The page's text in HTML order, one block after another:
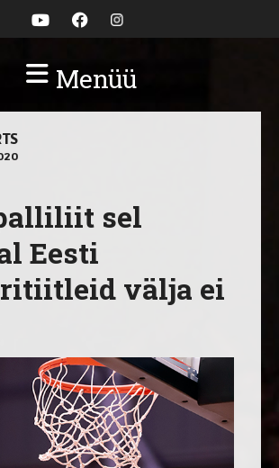
Menüü
sel
Eesti
välja ei